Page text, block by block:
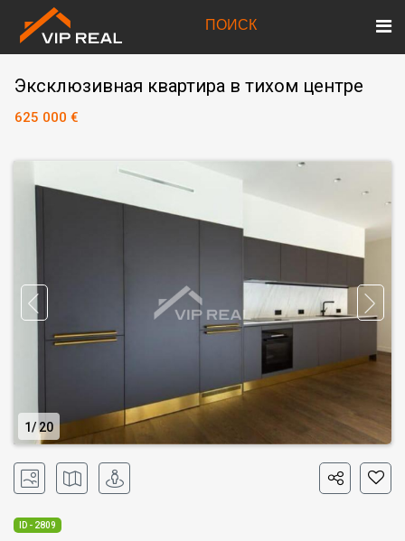
ПОИСК
Эксклюзивная квартира в тихом центре
625 000 €
1 20
ID - 2809